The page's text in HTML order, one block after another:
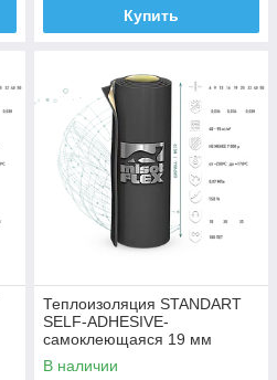
Купить
Теплоизоляция STANDART
SELF-ADHESIVE-
самоклеющаяся 19 мм
В наличии